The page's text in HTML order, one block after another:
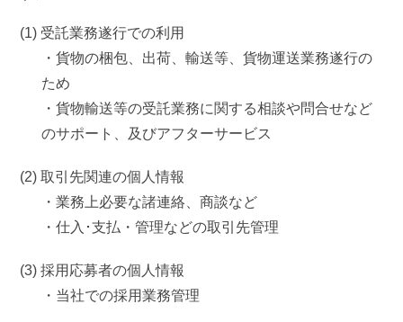
(1) 受託業務遂行での利用
・貨物の梱包、出荷、輸送等、貨物運送業務遂行の
ため
・貨物輸送等の受託業務に関する相談や問合せなど
のサポート、及びアフターサービス
(2) 取引先関連の個人情報
・業務上必要な諸連絡、商談など
・仕入･支払・管理などの取引先管理
(3) 採用応募者の個人情報
・当社での採用業務管理